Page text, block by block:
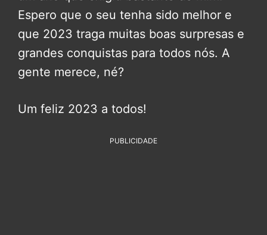
Espero que o seu tenha sido melhor e
que 2023 traga muitas boas surpresas e
grandes conquistas para todos nós. A
gente merece, né?
Um feliz 2023 a todos!
PUBLICIDADE